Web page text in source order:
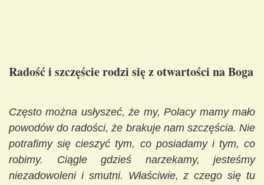
Radość i szczęście rodzi się z otwartości na Boga
Często można usłyszeć, że my, Polacy mamy mało
powodów do radości, że brakuje nam szczęścia. Nie
potrafimy się cieszyć tym, co posiadamy i tym, co
robimy. Ciągle gdzieś narzekamy, jesteśmy
niezadowoleni i smutni. Właściwie, z czego się tu